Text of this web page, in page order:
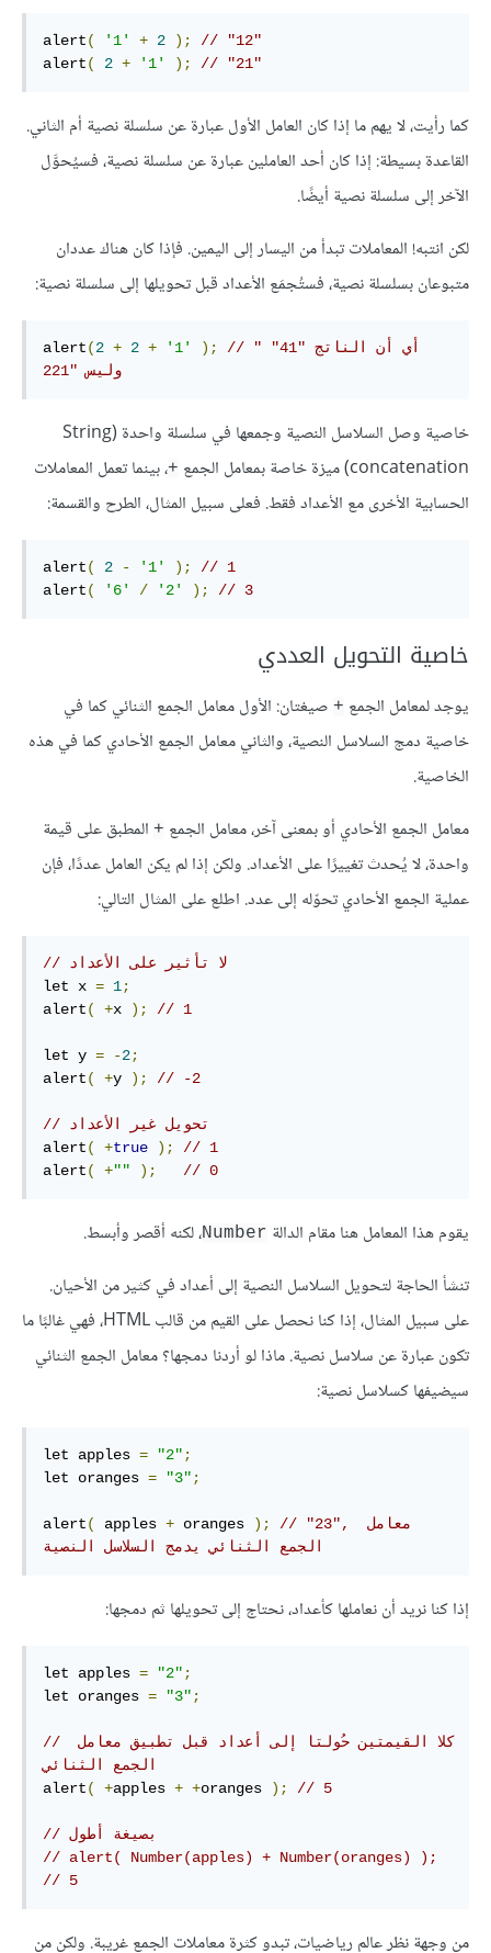
alert( '1' + 2 );
// "12"
alert( 2 + '1' ); // "21"
كما رأيت، لا يهم ما إذا كان العامل الأول عبارة عن سلسلة نصية أم الثاني.
القاعدة بسيطة: إذا كان أحد العاملين عبارة عن سلسلة نصية، فسيُحوَّل
الآخر إلى سلسلة نصية أيضًا.
لكن انتبه! المعاملات تبدأ من اليسار إلى اليمين. فإذا كان هناك عددان
متبوعان بسلسلة نصية، فستُجمَع الأعداد قبل تحويلها إلى سلسلة نصية:
alert(2 + 2 + '1' );
// "أي أن الناتج "41"
وليس "221
خاصية وصل السلاسل النصية وجمعها في سلسلة واحدة (String
concatenation) ميزة خاصة بمعامل الجمع
+، بينما تعمل المعاملات
الحسابية الأخرى مع الأعداد فقط. فعلى سبيل المثال، الطرح والقسمة:
alert( 2 - '1' );
// 1
alert( '6' / '2' ); // 3
خاصية التحويل العددي
يوجد لمعامل الجمع + صيغتان: الأول معامل الجمع الثنائي كما في
خاصية دمج السلاسل النصية، والثاني معامل الجمع الأحادي كما في هذه
الخاصية.
معامل الجمع الأحادي أو بمعنى آخر، معامل الجمع + المطبق على قيمة
واحدة، لا يُحدث تغييرًا على الأعداد. ولكن إذا لم يكن العامل عددًا، فإن
عملية الجمع الأحادي تحوّله إلى عدد. اطلع على المثال التالي:
// لا تأثير على الأعداد
let x = 1;
alert( +x ); // 1
let y = -2;
alert( +y ); // -2
// تحويل غير الأعداد
alert( +true );
// 1
alert( +"" ); // 0
يقوم هذا المعامل هنا مقام الدالة Number‎، لكنه أقصر وأبسط.
تنشأ الحاجة لتحويل السلاسل النصية إلى أعداد في كثير من الأحيان.
على سبيل المثال، إذا كنا نحصل على القيم من قالب HTML، فهي غالبًا ما
تكون عبارة عن سلاسل نصية. ماذا لو أردنا دمجها؟ معامل الجمع الثنائي
سيضيفها كسلاسل نصية:
let apples = "2";
let oranges = "3";
alert( apples + oranges );
// "23", معامل
الجمع الثنائي يدمج السلاسل النصية
إذا كنا نريد أن نعاملها كأعداد، نحتاج إلى تحويلها ثم دمجها:
let apples = "2";
let oranges = "3";
// كلا القيمتين حُولتا إلى أعداد قبل تطبيق معامل
الجمع الثنائي
alert( +apples + +oranges ); // 5
// بصيغة أطول
// alert( Number(apples) + Number(oranges) );
// 5
من وجهة نظر عالم رياضيات، تبدو كثرة معاملات الجمع غريبة. ولكن من